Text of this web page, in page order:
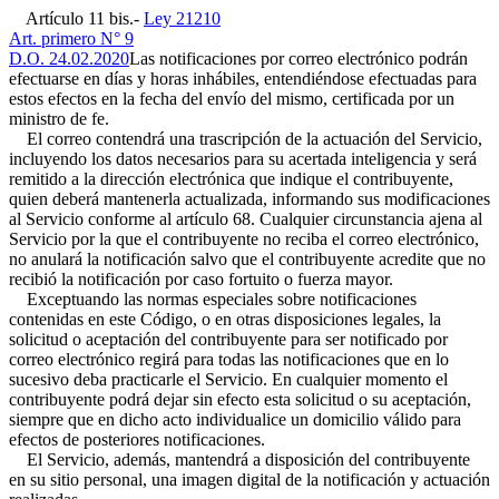
Artículo 11 bis.- Ley 21210
Art. primero N° 9
D.O. 24.02.2020Las notificaciones por correo electrónico podrán
efectuarse en días y horas inhábiles, entendiéndose efectuadas para
estos efectos en la fecha del envío del mismo, certificada por un
ministro de fe.
El correo contendrá una trascripción de la actuación del Servicio,
incluyendo los datos necesarios para su acertada inteligencia y será
remitido a la dirección electrónica que indique el contribuyente,
quien deberá mantenerla actualizada, informando sus modificaciones
al Servicio conforme al artículo 68. Cualquier circunstancia ajena al
Servicio por la que el contribuyente no reciba el correo electrónico,
no anulará la notificación salvo que el contribuyente acredite que no
recibió la notificación por caso fortuito o fuerza mayor.
Exceptuando las normas especiales sobre notificaciones
contenidas en este Código, o en otras disposiciones legales, la
solicitud o aceptación del contribuyente para ser notificado por
correo electrónico regirá para todas las notificaciones que en lo
sucesivo deba practicarle el Servicio. En cualquier momento el
contribuyente podrá dejar sin efecto esta solicitud o su aceptación,
siempre que en dicho acto individualice un domicilio válido para
efectos de posteriores notificaciones.
El Servicio, además, mantendrá a disposición del contribuyente
en su sitio personal, una imagen digital de la notificación y actuación